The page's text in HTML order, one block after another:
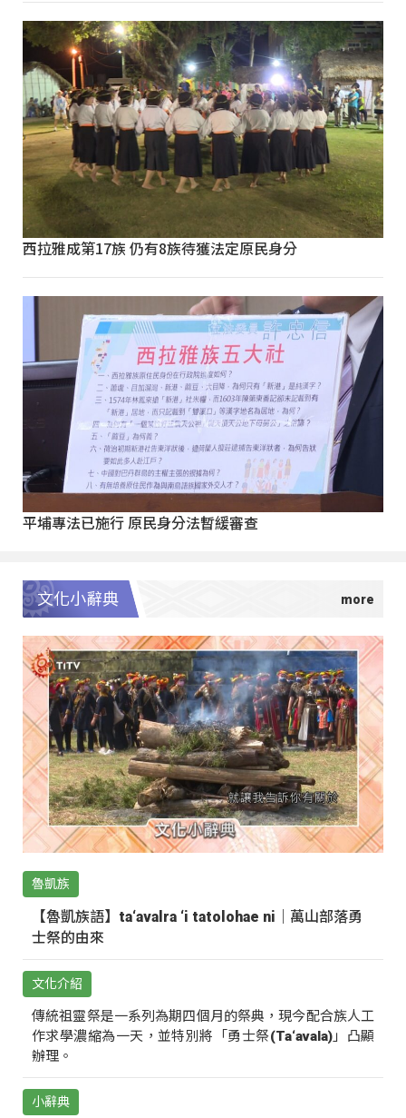
西拉雅成第17族 仍有8族待獲法定原民身分
平埔專法已施行 原民身分法暫緩審查
文化小辭典
魯凱族
【魯凱族語】ta‘avalra ‘i tatolohae ni｜萬山部落勇
士祭的由來
文化介紹
傳統祖靈祭是一系列為期四個月的祭典，現今配合族人工
作求學濃縮為一天，並特別將「勇士祭(Ta‘avala)」凸顯
辦理。
小辭典